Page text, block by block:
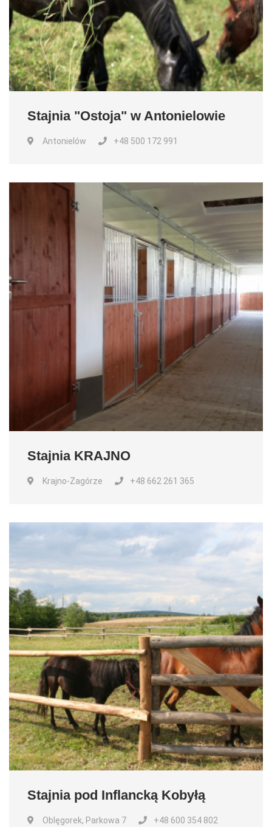
Stajnia "Ostoja" w Antonielowie
Antonielów +48 500 172 991
Stajnia KRAJNO
Krajno-Zagórze +48 662 261 365
Stajnia pod Inflancką Kobyłą
Oblęgorek, Parkowa 7 +48 600 354 802